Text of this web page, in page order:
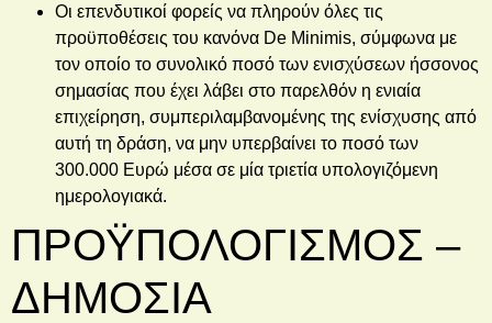
Οι επενδυτικοί φορείς να πληρούν όλες τις
προϋποθέσεις του κανόνα De Minimis, σύμφωνα με
τον οποίο το συνολικό ποσό των ενισχύσεων ήσσονος
σημασίας που έχει λάβει στο παρελθόν η ενιαία
επιχείρηση, συμπεριλαμβανομένης της ενίσχυσης από
αυτή τη δράση, να μην υπερβαίνει το ποσό των
300.000 Ευρώ μέσα σε μία τριετία υπολογιζόμενη
ημερολογιακά.
ΠΡΟΫΠΟΛΟΓΙΣΜΟΣ –
ΔΗΜΟΣΙΑ